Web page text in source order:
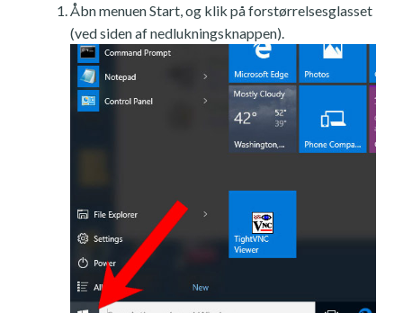
Åbn menuen Start, og klik på forstørrelsesglasset
(ved siden af nedlukningsknappen).